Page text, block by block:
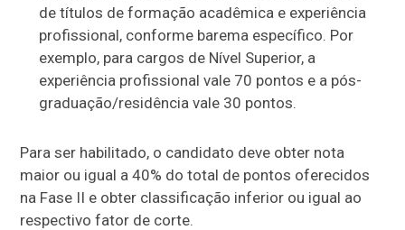
de títulos de formação acadêmica e experiência
profissional, conforme barema específico. Por
exemplo, para cargos de Nível Superior, a
experiência profissional vale 70 pontos e a pós-
graduação/residência vale 30 pontos.
Para ser habilitado, o candidato deve obter nota
maior ou igual a 40% do total de pontos oferecidos
na Fase II e obter classificação inferior ou igual ao
respectivo fator de corte.